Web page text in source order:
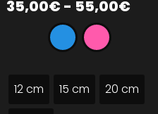
35,00€ - 55,00€
12 cm 15 cm 20 cm